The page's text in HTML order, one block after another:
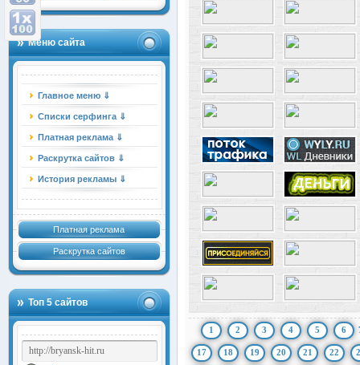
Меню сайта
Главное меню ⇓
Списки серфинга ⇓
Платная реклама ⇓
Раскрутка сайтов ⇓
История рекламы ⇓
Платная реклама
Раскрутка сайтов
Топ 5 сайтов
1 2 3 4 5 6
17 18 19 20 21 22